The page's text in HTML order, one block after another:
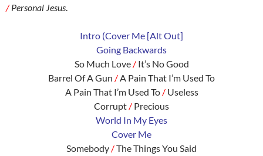
/Personal Jesus.
Intro (Cover Me [Alt Out]
Going Backwards
So Much Love /It’s No Good
Barrel Of A Gun /A Pain That I’m Used To
A Pain That I’m Used To /Useless
Corrupt / Precious
World In My Eyes
Cover Me
Somebody /The Things You Said